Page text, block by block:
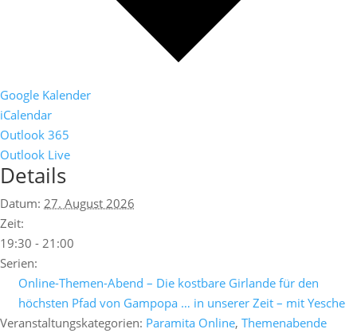
Google Kalender
iCalendar
Outlook 365
Outlook Live
Details
Datum: 27. August 2026
Zeit:
19:30 - 21:00
Serien:
Online-Themen-Abend – Die kostbare Girlande für den
höchsten Pfad von Gampopa … in unserer Zeit – mit Yesche
Veranstaltungskategorien: Paramita Online, Themenabende